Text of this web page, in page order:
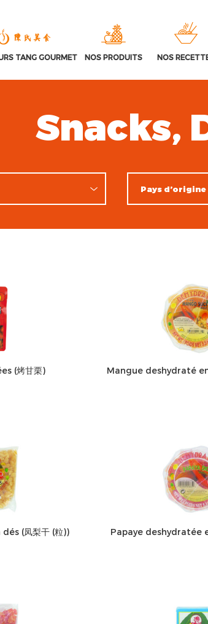
TANG GOURMET NOS PRODUITS NOS
Snacks,
(烤甘栗) Mangue deshydraté
(凤梨干 (粒)) Papaye deshydratée